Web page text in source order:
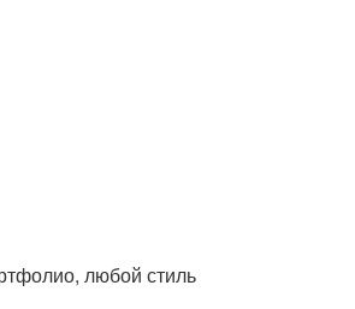
любой стиль